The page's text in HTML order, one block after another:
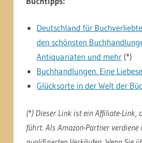
Deutschland für
den schönsten
Antiquariaten und mehr (*)
Buchhandlungen. Eine
Glücksorte in der Welt der
(*) Dieser Link ist ein Affiliate-Link,
führt. Als Amazon-Partner verdiene